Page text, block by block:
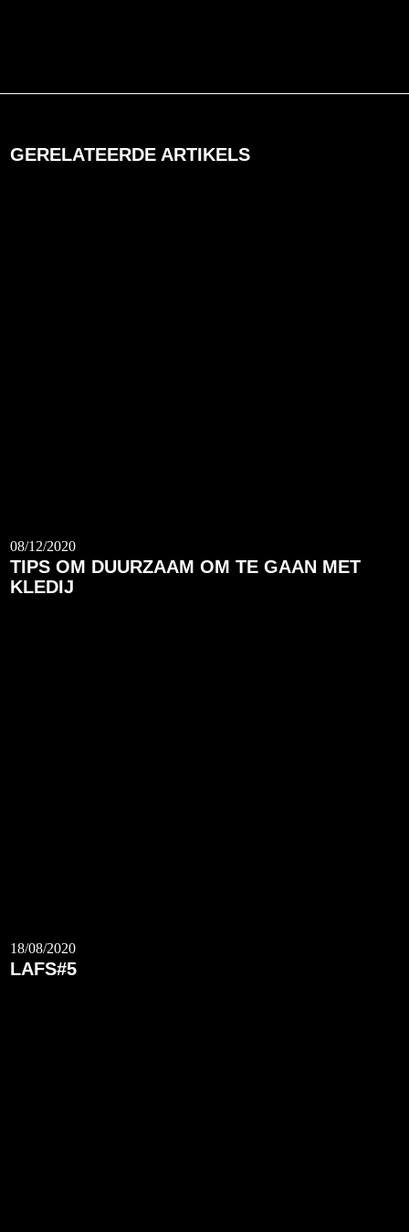
GERELATEERDE ARTIKELS
08/12/2020
TIPS OM DUURZAAM OM TE GAAN MET
KLEDIJ
18/08/2020
LAFS#5